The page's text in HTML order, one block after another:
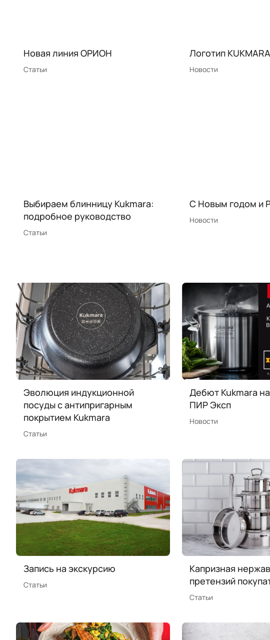
Новая линия ОРИОН
Статьи
Логотип KUKMARA
Новости
Выбираем блинницу Kukmara:
подробное руководство
Статьи
C Новым годом и
Новости
Эволюция индукционной
посуды с антипригарным
покрытием Kukmara
Статьи
Дебют Kukmara
ПИР Эксп
Новости
Запись на экскурсию
Статьи
Капризная
претензий
Статьи